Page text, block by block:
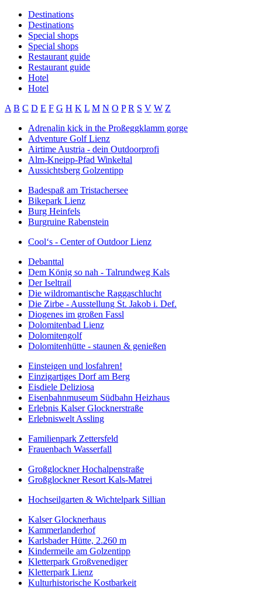
Destinations
Destinations
Special shops
Special shops
Restaurant guide
Restaurant guide
Hotel
Hotel
A B C D E F G H K L M N O P R S V W Z
Adrenalin kick in the Proßeggklamm gorge
Adventure Golf Lienz
Airtime Austria - dein Outdoorprofi
Alm-Kneipp-Pfad Winkeltal
Aussichtsberg Golzentipp
Badespaß am Tristachersee
Bikepark Lienz
Burg Heinfels
Burgruine Rabenstein
Cool‘s - Center of Outdoor Lienz
Debanttal
Dem König so nah - Talrundweg Kals
Der Iseltrail
Die wildromantische Raggaschlucht
Die Zirbe - Ausstellung St. Jakob i. Def.
Diogenes im großen Fassl
Dolomitenbad Lienz
Dolomitengolf
Dolomitenhütte - staunen & genießen
Einsteigen und losfahren!
Einzigartiges Dorf am Berg
Eisdiele Deliziosa
Eisenbahnmuseum Südbahn Heizhaus
Erlebnis Kalser Glocknerstraße
Erlebniswelt Assling
Familienpark Zettersfeld
Frauenbach Wasserfall
Großglockner Hochalpenstraße
Großglockner Resort Kals-Matrei
Hochseilgarten & Wichtelpark Sillian
Kalser Glocknerhaus
Kammerlanderhof
Karlsbader Hütte, 2.260 m
Kindermeile am Golzentipp
Kletterpark Großvenediger
Kletterpark Lienz
Kulturhistorische Kostbarkeit